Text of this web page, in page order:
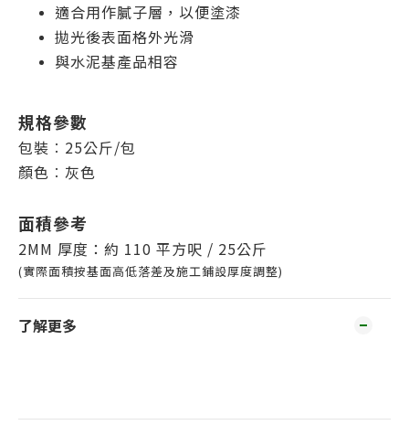
適合用作膩子層，以便塗漆
拋光後表面格外光滑
與水泥基產品相容
規格參數
包裝︰25公斤/包
顏色︰灰色
面積參考
2MM 厚度：約 110 平方呎 / 25公斤
(實際面積按基面高低落差及施工鋪設厚度調整)
了解更多